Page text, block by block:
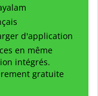
d'application
en même
intégrés.
gratuite